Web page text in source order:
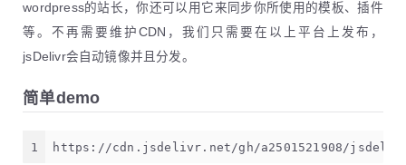
wordpress的站长，你还可以用它来同步你所使用的模板、插件
等。不再需要维护CDN，我们只需要在以上平台上发布，
jsDelivr会自动镜像并且分发。
简单demo
1 https://cdn.jsdelivr.net/gh/a2501521908/